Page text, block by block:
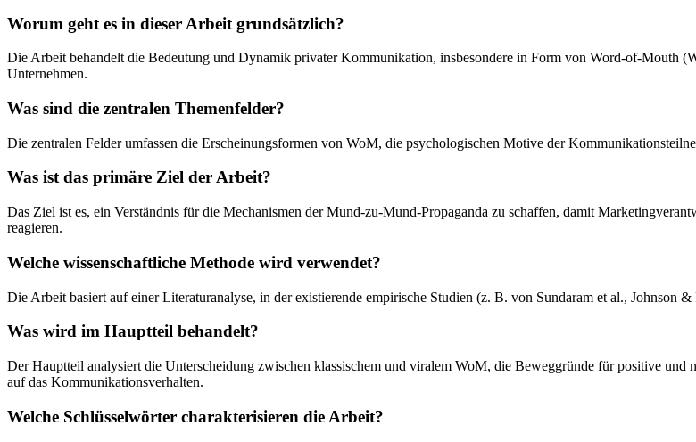
Worum geht es in dieser Arbeit grundsätzlich?
Die Arbeit behandelt die Bedeutung und Dynamik privater Kommunikation, insbesondere in Form von Word-of-Mouth
Unternehmen.
Was sind die zentralen Themenfelder?
Die zentralen Felder umfassen die Erscheinungsformen von WoM, die psychologischen Motive der
Was ist das primäre Ziel der Arbeit?
Das Ziel ist es, ein Verständnis für die Mechanismen der Mund-zu-Mund-Propaganda zu schaffen, damit
reagieren.
Welche wissenschaftliche Methode wird verwendet?
Die Arbeit basiert auf einer Literaturanalyse, in der existierende empirische Studien (z. B. von Sundaram et al., Johnson
Was wird im Hauptteil behandelt?
Der Hauptteil analysiert die Unterscheidung zwischen klassischem und viralem WoM, die Beweggründe für positive
auf das Kommunikationsverhalten.
Welche Schlüsselwörter charakterisieren die Arbeit?